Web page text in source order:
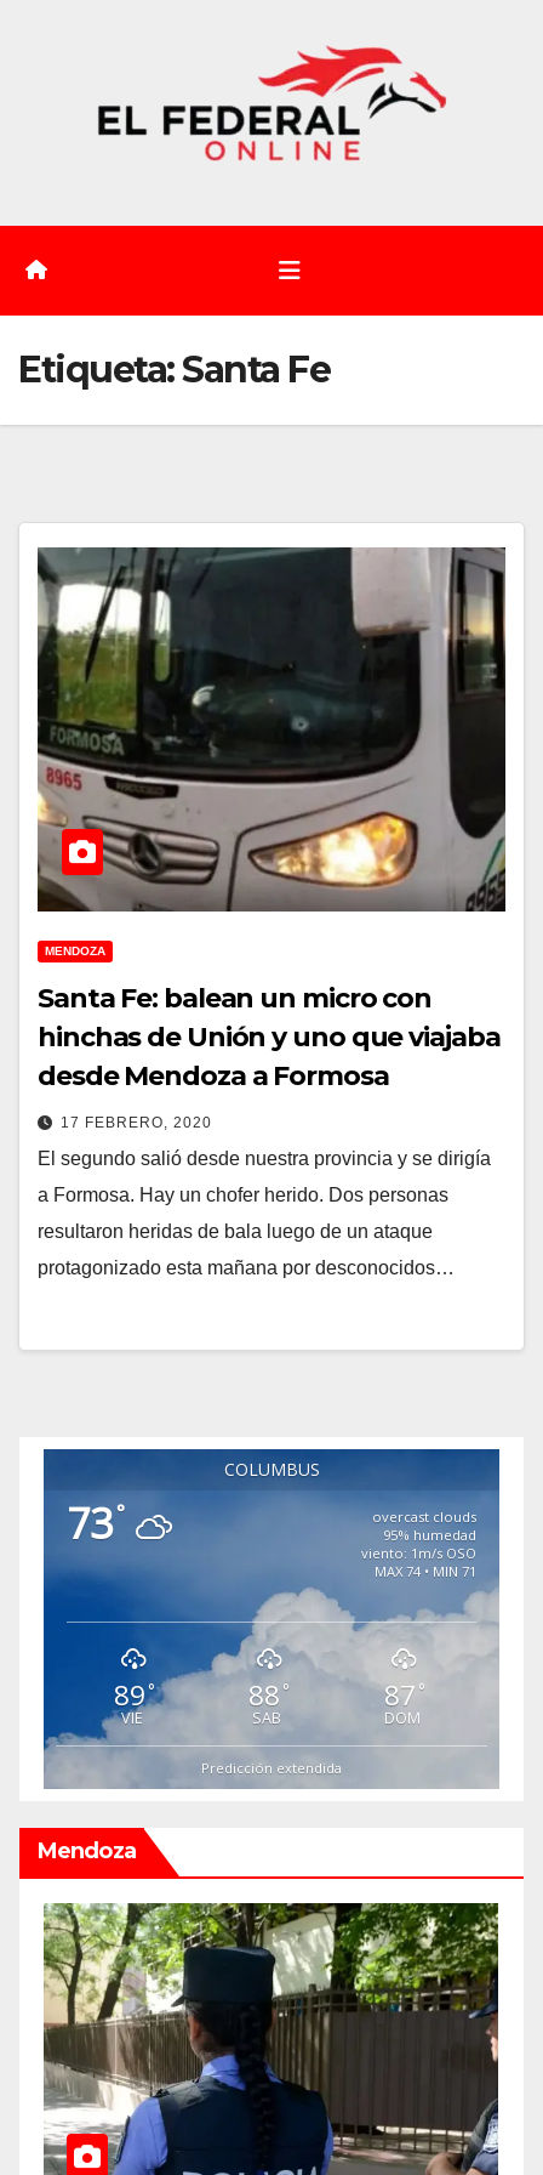
Etiqueta:Santa Fe
MENDOZA
Santa Fe: balean un micro con
hinchas de Unión y uno que viajaba
desde Mendoza a Formosa
17 FEBRERO, 2020
El segundo salió desde nuestra provincia y se dirigía
a Formosa. Hay un chofer herido. Dos personas
resultaron heridas de bala luego de un ataque
protagonizado esta mañana por desconocidos…
COLUMBUS
73°
overcast clouds
95% humedad
viento: 1m/s OSO
MAX 74 • MIN 71
89 °
VIE
88 °
SAB
87 °
DOM
Predicción extendida
Mendoza